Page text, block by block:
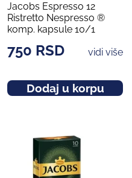
Jacobs Espresso 12
Ristretto Nespresso ®
komp. kapsule 10/1
750 RSD vidi više
Dodaj u korpu